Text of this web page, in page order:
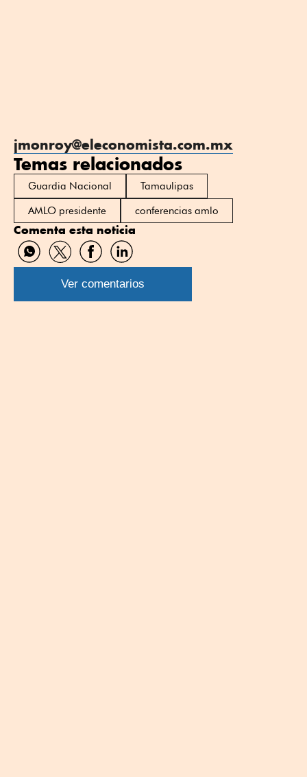
jmonroy@eleconomista.com.mx
Temas relacionados
Guardia Nacional
Tamaulipas
AMLO presidente
conferencias amlo
Comenta esta noticia
Compartir
por
WhatsApp
Compartir
por
Twitter
Compartir
por
Facebook
Compartir
por
Linkedin
Ver comentarios